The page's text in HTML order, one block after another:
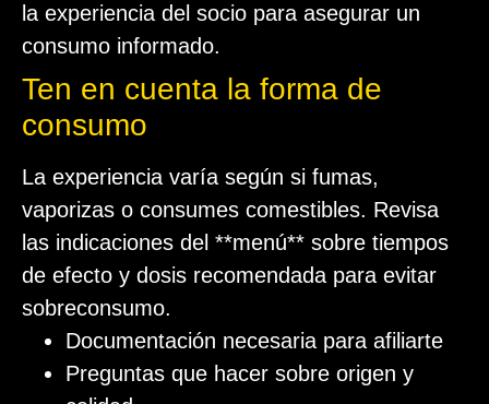
la experiencia del socio para asegurar un
consumo informado.
Ten en cuenta la forma de
consumo
La experiencia varía según si fumas,
vaporizas o consumes comestibles. Revisa
las indicaciones del **menú** sobre tiempos
de efecto y dosis recomendada para evitar
sobreconsumo.
Documentación necesaria para afiliarte
Preguntas que hacer sobre origen y